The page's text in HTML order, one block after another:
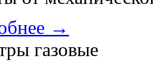
→
газовые